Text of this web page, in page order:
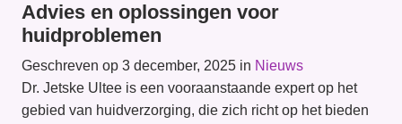
Advies en oplossingen voor
huidproblemen
Geschreven op 3 december, 2025 in Nieuws
Dr. Jetske Ultee is een vooraanstaande expert op het
gebied van huidverzorging, die zich richt op het bieden